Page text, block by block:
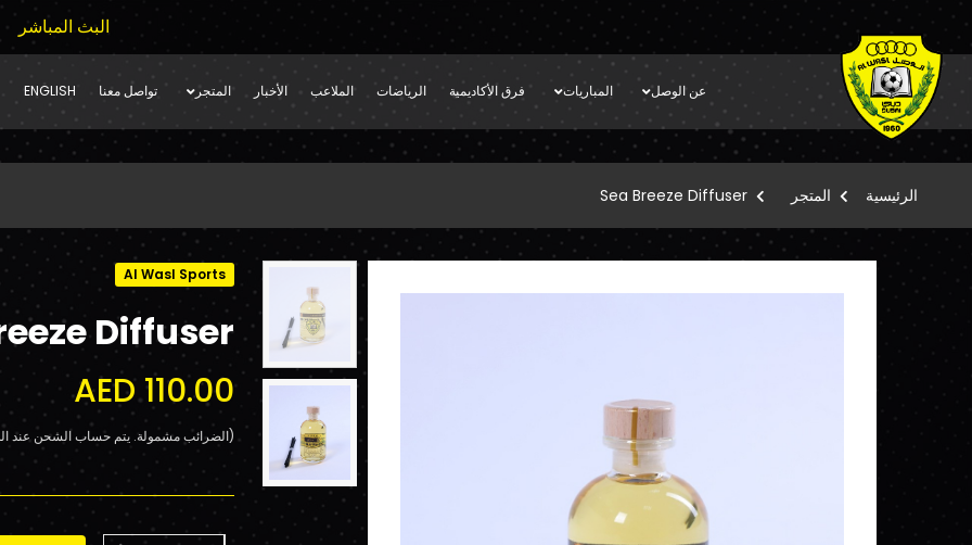
البث المباشر
عن الوصل المباريات فرق الأكاديمية الرياضات الملاعب الأخبار المتجر تواصل معنا ENGLISH
الرئيسية المتجر Sea Breeze Diffuser
Al Wasl Sports
Diffuser
AED 110.00
(الضرائب مشمولة. يتم حساب الشحن عند